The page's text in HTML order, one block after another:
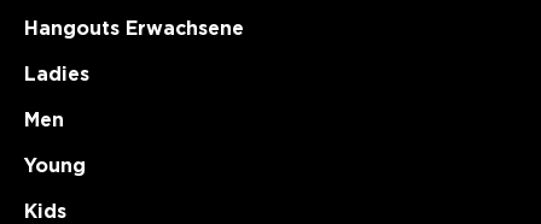
Hangouts Erwachsene
Ladies
Men
Young
Kids